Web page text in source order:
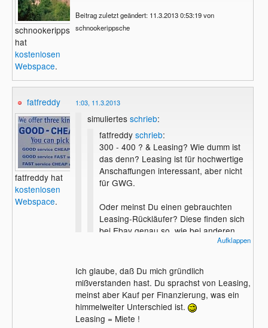
schnookerippsche
hat
kostenlosen
Webspace.
Beitrag zuletzt geändert: 11.3.2013 0:53:19 von
schnookerippsche
fatfreddy
fatfreddy hat
kostenlosen
Webspace.
1:03, 11.3.2013
simuliertes schrieb:
fatfreddy schrieb:
300 - 400 ? & Leasing? Wie dumm ist
das denn? Leasing ist für hochwertige
Anschaffungen interessant, aber nicht
für GWG.
Oder meinst Du einen gebrauchten
Leasing-Rückläufer? Diese finden sich
bei Ebay genau so, wie bei anderen
Was viel ist liegt ja nun erst einmal daran
wieviel man sich leisten kann.
fatfreddy wenn das für dich wenig ist leih
mir das Geld
Ich weiß das ich den Laptop brauche und
Aufklappen
Ich glaube, daß Du mich gründlich
mißverstanden hast. Du sprachst von Leasing,
meinst aber Kauf per Finanzierung, was ein
himmelweiter Unterschied ist.
Leasing = Miete !